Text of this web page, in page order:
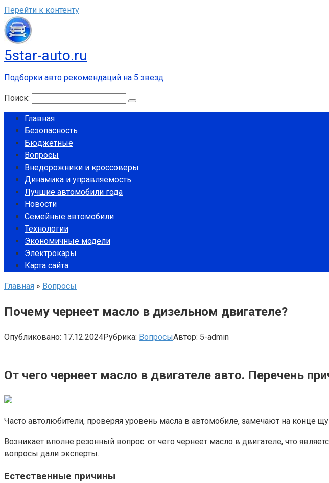
Перейти к контенту
5star-auto.ru
Подборки авто рекомендаций на 5 звезд
Поиск:
Главная
Безопасность
Бюджетные
Вопросы
Внедорожники и кроссоверы
Динамика и управляемость
Лучшие автомобили года
Новости
Семейные автомобили
Технологии
Экономичные модели
Электрокары
Карта сайта
Главная » Вопросы
Почему чернеет масло в дизельном двигателе?
Опубликовано: 17.12.2024Рубрика: ВопросыАвтор: 5-admin
От чего чернеет масло в двигателе авто. Перечень
Часто автолюбители, проверяя уровень масла в автомобиле, замечают на конце
Возникает вполне резонный вопрос: от чего чернеет масло в двигателе, что
вопросы дали эксперты.
Естественные причины